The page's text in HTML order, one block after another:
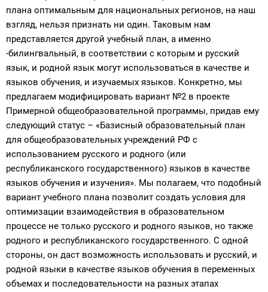
плана оптимальным для национальных регионов, на наш
взгляд, нельзя признать ни один. Таковым нам
представляется другой учебный план, а именно
-билингвальный, в соответствии с которым и русский
язык, и родной язык могут использоваться в качестве и
языков обучения, и изучаемых языков. Конкретно, мы
предлагаем модифицировать вариант №2 в проекте
Примерной общеобразовательной программы, придав ему
следующий статус – «Базисный образовательный план
для общеобразовательных учреждений РФ с
использованием русского и родного (или
республиканского государственного) языков в качестве
языков обучения и изучения». Мы полагаем, что подобный
вариант учебного плана позволит создать условия для
оптимизации взаимодействия в образовательном
процессе не только русского и родного языков, но также
родного и республиканского государственного. С одной
стороны, он даст возможность использовать и русский, и
родной языки в качестве языков обучения в переменных
объемах и последовательности на разных этапах